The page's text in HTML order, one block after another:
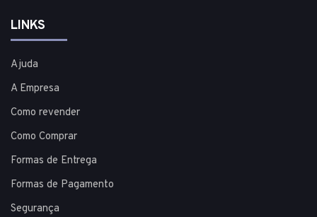
LINKS
Ajuda
A Empresa
Como revender
Como Comprar
Formas de Entrega
Formas de Pagamento
Segurança